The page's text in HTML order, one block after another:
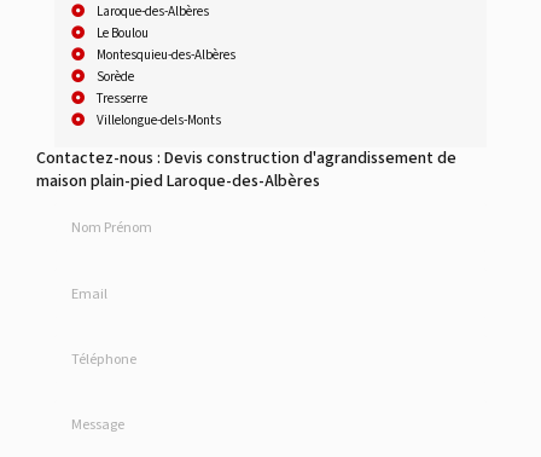
Laroque-des-Albères
Le Boulou
Montesquieu-des-Albères
Sorède
Tresserre
Villelongue-dels-Monts
Contactez-nous : Devis construction d'agrandissement de
maison plain-pied Laroque-des-Albères